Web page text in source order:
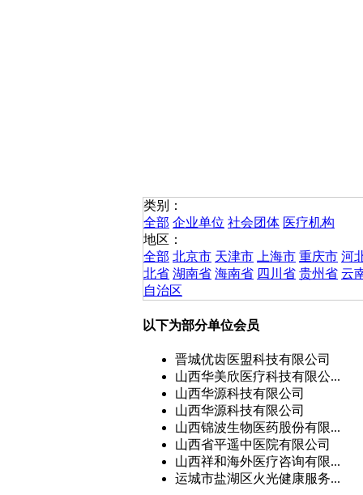
类别：
全部 企业单位 社会团体 医疗机构
地区：
全部 北京市 天津市 上海市 重庆市 河
北省 湖南省 海南省 四川省 贵州省 云
自治区
以下为部分单位会员
晋城优齿医盟科技有限公司
山西华美欣医疗科技有限公...
山西华源科技有限公司
山西华源科技有限公司
山西锦波生物医药股份有限...
山西省平遥中医院有限公司
山西祥和海外医疗咨询有限...
运城市盐湖区火光健康服务...